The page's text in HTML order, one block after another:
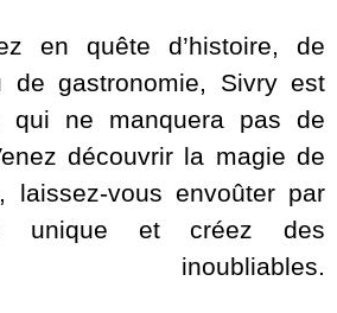
en quête d’histoire, de
de gastronomie, Sivry est
qui ne manquera pas de
découvrir la magie de
laissez-vous envoûter par
unique et créez des
inoubliables.